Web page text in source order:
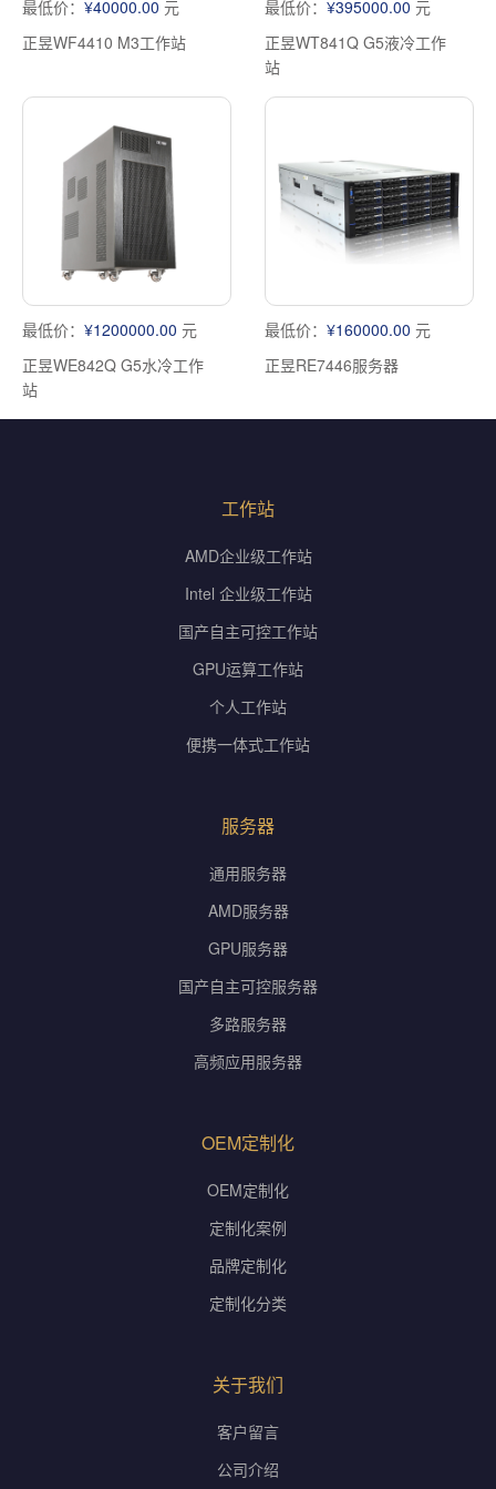
最低价： ¥40000.00 元
正昱WF4410 M3工作站
最低价： ¥395000.00 元
正昱WT841Q G5液冷工作
站
最低价： ¥1200000.00 元
正昱WE842Q G5水冷工作
站
最低价： ¥160000.00 元
正昱RE7446服务器
工作站
AMD企业级工作站
Intel 企业级工作站
国产自主可控工作站
GPU运算工作站
个人工作站
便携一体式工作站
服务器
通用服务器
AMD服务器
GPU服务器
国产自主可控服务器
多路服务器
高频应用服务器
OEM定制化
OEM定制化
定制化案例
品牌定制化
定制化分类
关于我们
客户留言
公司介绍